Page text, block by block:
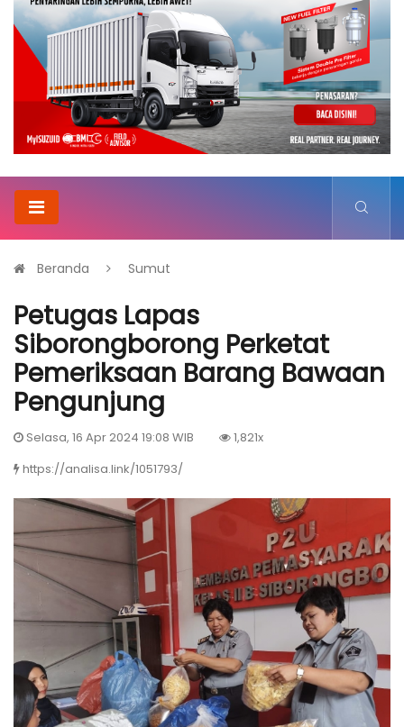
Beranda Sumut
Petugas Lapas
Siborongborong Perketat
Pemeriksaan Barang Bawaan
Pengunjung
Selasa, 16 Apr 2024 19:08 WIB
1,821x
https://analisa.link/1051793/